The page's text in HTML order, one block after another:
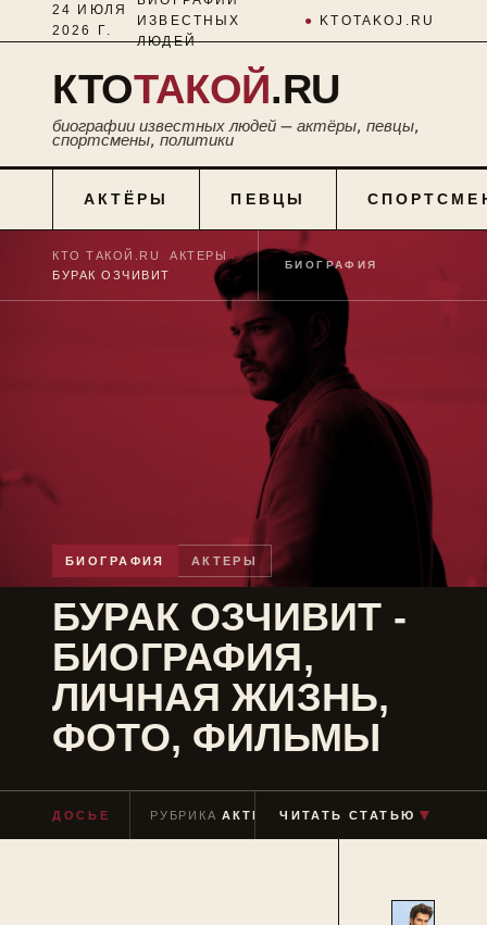
24 ИЮЛЯ
2026 Г.
ИЗВЕСТНЫХ
ЛЮДЕЙ
● KTOTAKOJ.RU
КТОТАКОЙ.RU
биографии известных людей — актёры, певцы,
спортсмены, политики
АКТЁРЫ ПЕВЦЫ
КТО ТАКОЙ.RU ■АКТЕРЫ
■
БУРАК ОЗЧИВИТ
БИОГРАФИЯ
БИОГРАФИЯ АКТЕРЫ
БУРАК ОЗЧИВИТ -
БИОГРАФИЯ,
ЛИЧНАЯ ЖИЗНЬ,
ФОТО, ФИЛЬМЫ
ДОСЬЕ РУБРИКААКТЕРЫ ЧТЕНИЕ ≈ 6 МИН
ЧИТАТЬ СТАТЬЮ ▼